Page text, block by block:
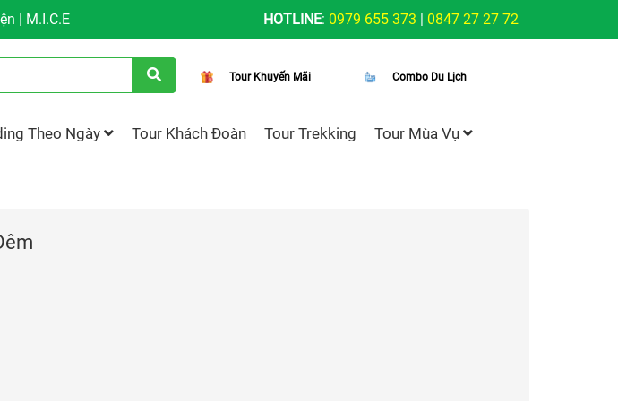
| M.I.C.E HOTLINE: 0979 655 373 | 0847 27 27 72
Tour Khuyến Mãi Combo Du Lịch
Theo Ngày Tour Khách Đoàn Tour Trekking Tour Mùa Vụ